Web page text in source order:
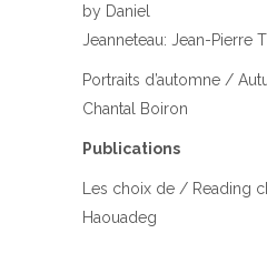
by Daniel
Jeanneteau: Jean-Pierre
Portraits d’automne /
Chantal Boiron
Publications
Les choix de / Reading
Haouadeg